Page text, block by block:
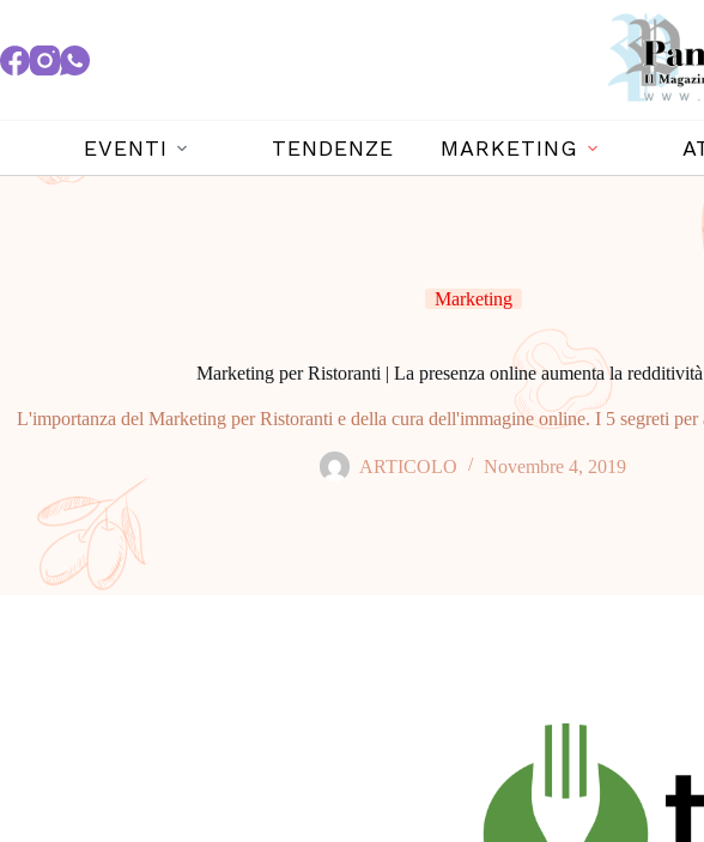
EVENTI TENDENZE MARKETING
Marketing
Marketing per Ristoranti | La presenza online aumenta la redditività
L'importanza del Marketing per Ristoranti e della cura dell'immagine online. I 5 segreti per
ARTICOLO Novembre 4, 2019